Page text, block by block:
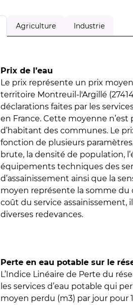
Agriculture Industrie
Prix de l’eau
Le prix représente un prix
territoire Montreuil-l'Argillé
déclarations faites par les
en France. Cette moyenne
d’habitant des communes. Le
fonction de plusieurs
brute, la densité de population,
équipements techniques des
d’assainissement ainsi que la
moyen représente la somme du
coût du service assainissement,
diverses redevances.
Perte en eau potable sur le
L’Indice Linéaire de Perte du
les services d’eau potable qui
moyen perdu (m3) par jour pour